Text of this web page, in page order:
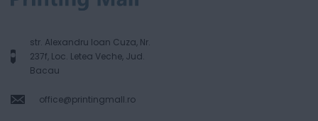
str. Alexandru Ioan Cuza, Nr.
237f, Loc. Letea Veche, Jud.
Bacau
office@printingmall.ro